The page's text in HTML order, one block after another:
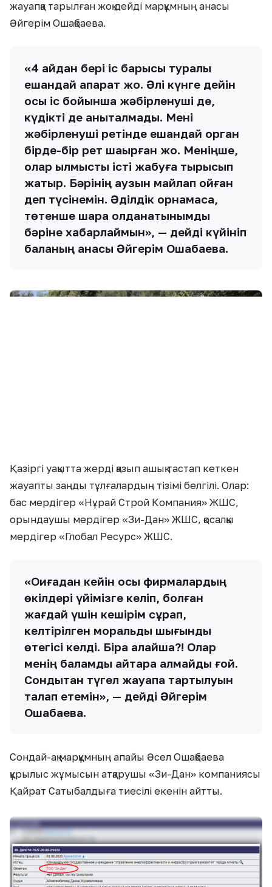
жауапқа тарылған жоқ дейді марқұмның анасы
Әйгерім Ошақбаева.
«4 айдан бері іс барысы туралы
ешқандай ақпарат жоқ. Әлі күнге дейін
осы іс бойынша жәбірленуші де,
күдікті де анықталмады. Мені
жәбірленуші ретінде ешқандай орган
бірде-бір рет шақырған жоқ. Меніңше,
олар қылмыстық істі жабуға тырысып
жатыр. Бәрінің аузын майлап қойған
деп түсінемін. Әділдік орнамаса,
төтенше шара қолданатынымды
бәріне хабарлаймын», — дейді күйініп
баланың анасы Әйгерім Ошақбаева.
Қазіргі уақытта жерді қазып ашық тастап кеткен
жауапты заңды тұлғалардың тізімі белгілі. Олар:
бас мердігер «Нұрай Строй Компания» ЖШС,
орындаушы мердігер «Зи-Дан» ЖШС, қосалқы
мердігер «Глобал Ресурс» ЖШС.
«Оқиғадан кейін осы фирмалардың
өкілдері үйімізге келіп, болған
жағдай үшін кешірім сұрап,
келтірілген моральдық шығынды
өтегісі келді. Бірақ қалайша?! Олар
менің баламды қайтара алмайды ғой.
Сондықтан түгел жауапқа тартылуын
талап етемін», — дейді Әйгерім
Ошақбаева.
Сондай-ақ марқұмның апайы Әсел Ошақбаева
құрылыс жұмысын атқарушы «Зи-Дан» компаниясы
Қайрат Сатыбалдыға тиесілі екенін айтты.